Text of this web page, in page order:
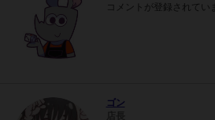
コメントが登録されてい
ゴン